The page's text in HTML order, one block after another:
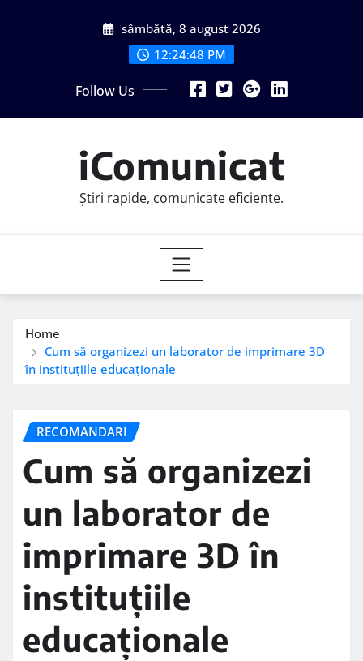
sâmbătă, 8 august 2026
12:24:50 PM
Follow Us
iComunicat
Știri rapide, comunicate eficiente.
Home
Cum să organizezi un laborator de imprimare 3D
în instituțiile educaționale
RECOMANDARI
Cum să organizezi
un laborator de
imprimare 3D în
instituțiile
educaționale